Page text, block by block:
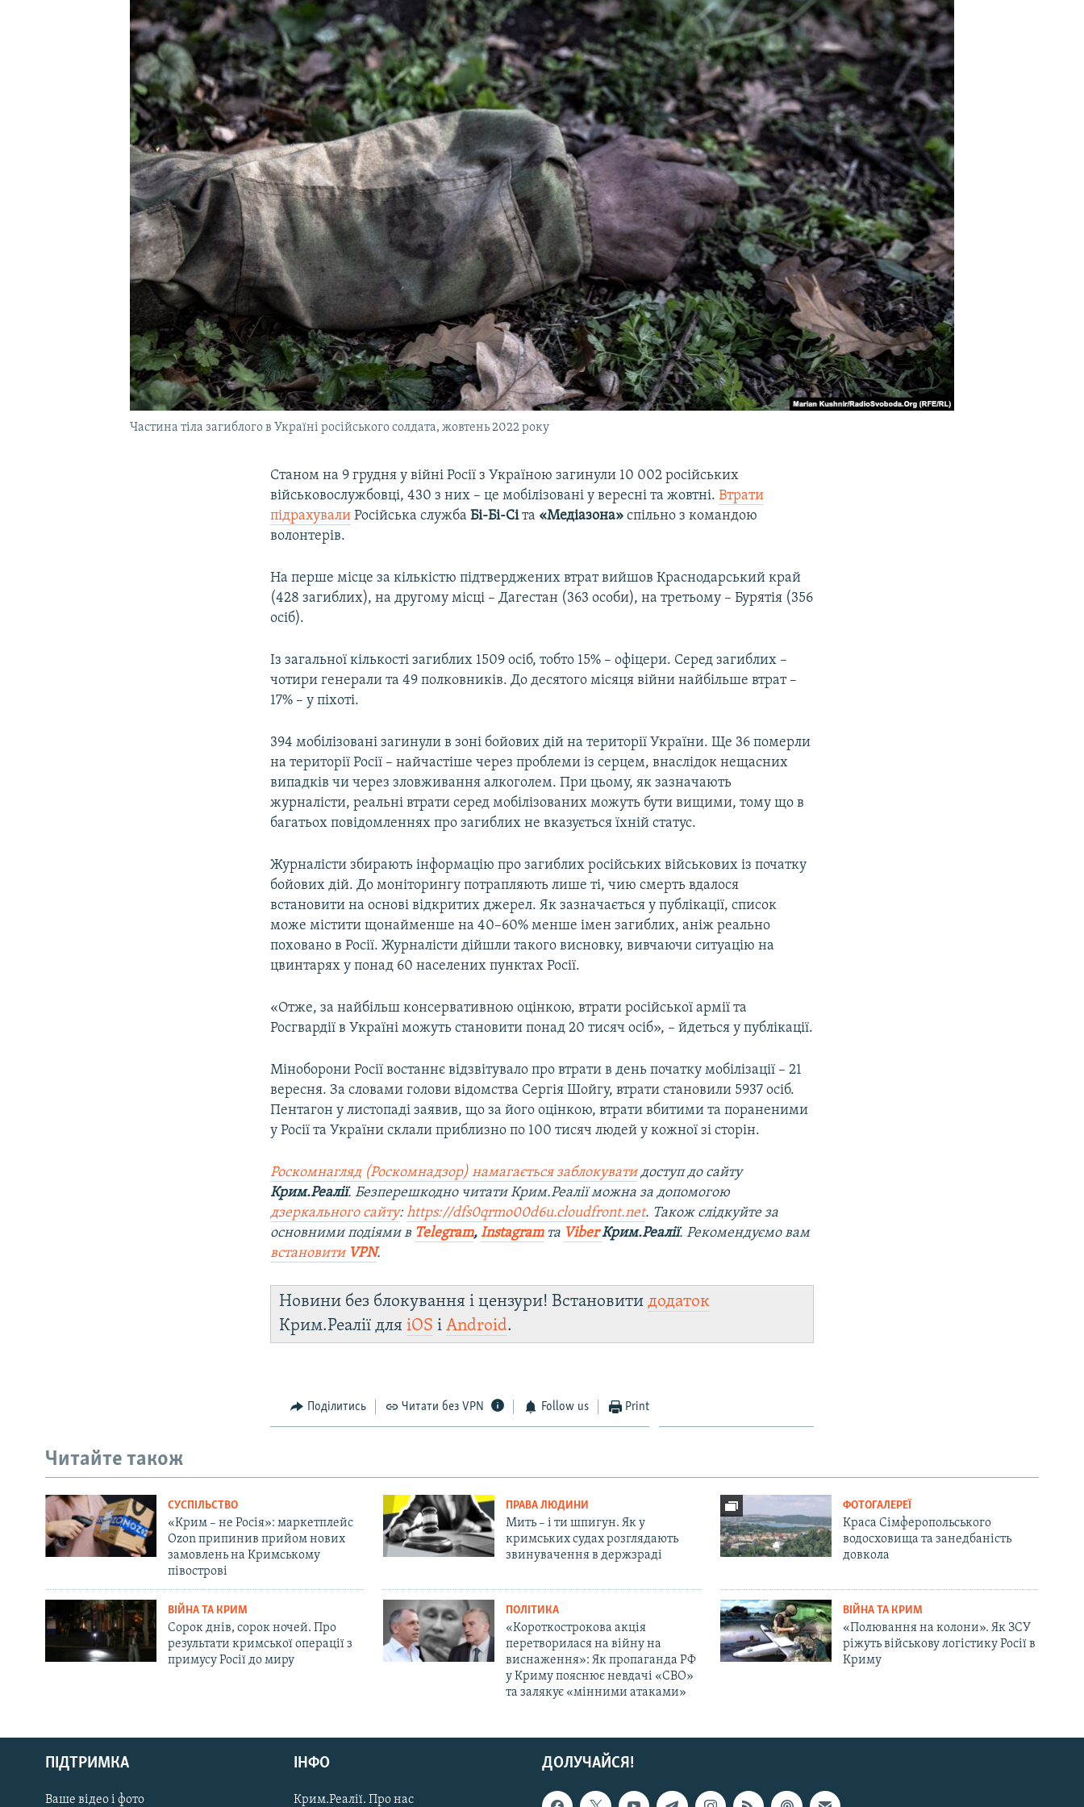
УКРАЇНСЬКА ПРОБЛЕМА КРИМУ
Русский
Qırımtatar
Частина тіла загиблого в Україні російського солдата, жовтень 2022 року
Станом на 9 грудня у війні Росії з Україною загинули 10 002 російських
військовослужбовці, 430 з них – це мобілізовані у вересні та жовтні.Втрати
підрахували Російська службаБі-Бі-Сіта «Медіазона» спільно з командою
волонтерів.
На перше місце за кількістю підтверджених втрат вийшов Краснодарський край
(428 загиблих), на другому місці – Дагестан (363 особи), на третьому – Бурятія (356
осіб).
Із загальної кількості загиблих 1509 осіб, тобто 15% – офіцери. Серед загиблих –
чотири генерали та 49 полковників. До десятого місяця війни найбільше втрат –
17% – у піхоті.
394 мобілізовані загинули в зоні бойових дій на території України. Ще 36 померли
на території Росії – найчастіше через проблеми із серцем, внаслідок нещасних
випадків чи через зловживання алкоголем. При цьому, як зазначають
журналісти, реальні втрати серед мобілізованих можуть бути вищими, тому що в
багатьох повідомленнях про загиблих не вказується їхній статус.
Журналісти збирають інформацію про загиблих російських військових із початку
бойових дій. До моніторингу потрапляють лише ті, чию смерть вдалося
встановити на основі відкритих джерел. Як зазначається у публікації, список
може містити щонайменше на 40–60% менше імен загиблих, аніж реально
поховано в Росії. Журналісти дійшли такого висновку, вивчаючи ситуацію на
цвинтарях у понад 60 населених пунктах Росії.
«Отже, за найбільш консервативною оцінкою, втрати російської армії та
Росгвардії в Україні можуть становити понад 20 тисяч осіб», – йдеться у публікації.
Міноборони Росії востаннє відзвітувало про втрати в день початку мобілізації – 21
вересня. За словами голови відомства Сергія Шойгу, втрати становили 5937 осіб.
Пентагон у листопаді заявив, що за його оцінкою, втрати вбитими та пораненими
у Росії та України склали приблизно по 100 тисяч людей у кожної зі сторін.
Роскомнагляд (Роскомнадзор) намагається заблокуватидоступ до сайту
Крим.Реалії. Безперешкодно читати Крим.Реалії можна за допомогою
дзеркального сайту:https://dfs0qrmo00d6u.cloudfront.net. Також слідкуйте за
основними подіями в Telegram,Instagramта ViberКрим.Реалії. Рекомендуємо вам
встановити VPN.
Новини без блокування і цензури! Встановитидодаток
Крим.Реалії дляiOS іAndroid.
Поділитись Читати без VPN Follow us Print
Читайте також
СУСПІЛЬСТВО
«Крим – не Росія»: маркетплейс
Ozon припинив прийом нових
замовлень на Кримському
півострові
ПРАВА ЛЮДИНИ
Мить – і ти шпигун. Як у
кримських судах розглядають
звинувачення в держзраді
ФОТОГАЛЕРЕЇ
Краса Сімферопольського
водосховища та занедбаність
довкола
ВІЙНА ТА КРИМ
Сорок днів, сорок ночей. Про
результати кримської операції з
примусу Росії до миру
ПОЛІТИКА
«Короткострокова акція
перетворилася на війну на
виснаження»: Як пропаганда РФ
у Криму пояснює невдачі «СВО»
та залякує «мінними атаками»
ВІЙНА ТА КРИМ
«Полювання на колони». Як ЗСУ
ріжуть військову логістику Росії в
Криму
ДОЛУЧАЙСЯ!
ПІДТРИМКА
Ваше відео і фото
ІНФО
Крим.Реалії. Про нас